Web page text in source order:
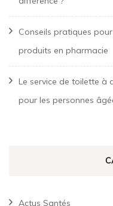
Conseils pratiques
produits en pharmacie
Le service de toilette à
pour les personnes
Actus Santés